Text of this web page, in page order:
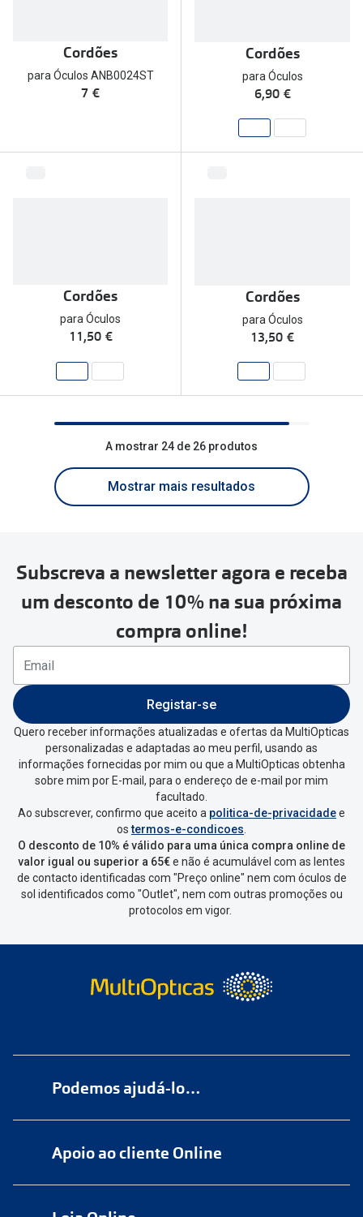
Cordões
para Óculos ANB0024ST
7 €
Cordões
para Óculos
6,90 €
Cordões
para Óculos
11,50 €
Cordões
para Óculos
13,50 €
A mostrar 24 de 26 produtos
Mostrar mais resultados
Subscreva a newsletter agora e receba
um desconto de 10% na sua próxima
compra online!
Registar-se
Quero receber informações atualizadas e ofertas da MultiOpticas
personalizadas e adaptadas ao meu perfil, usando as
informações fornecidas por mim ou que a MultiOpticas obtenha
sobre mim por E-mail, para o endereço de e-mail por mim
facultado.
Ao subscrever, confirmo que aceito a politica-de-privacidadee
ostermos-e-condicoes.
O desconto de 10% é válido para uma única compra online de
valor igual ou superior a 65€e não é acumulável com as lentes
de contacto identificadas com "Preço online" nem com óculos de
sol identificados como "Outlet", nem com outras promoções ou
protocolos em vigor.
Podemos ajudá-lo…
Apoio ao cliente Online